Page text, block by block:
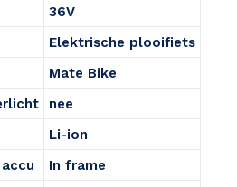
36V
Elektrische plooifiets
Mate Bike
nee
Li-ion
In frame